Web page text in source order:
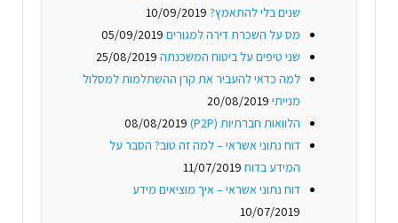
שנים בלי להתאמץ? 10/09/2019
מס על השכרת דירה למגורים 05/09/2019
שני טיפים על ביטוח המשכנתה 25/08/2019
למה כדאי להעביר את קרן ההשתלמות למסלול
מנייתי 20/08/2019
הלוואות חברתיות (P2P)
08/08/2019
דוח נתוני אשראי – למה זה טוב? הסבר על
המידע בדוח 11/07/2019
דוח נתוני אשראי – איך מוציאים מידע
10/07/2019